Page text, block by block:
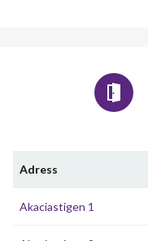
Adress
Akaciastigen 1